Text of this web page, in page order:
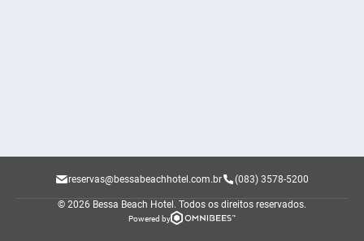
reservas@bessabeachhotel.com.br (083) 3578-5200
© 2026 Bessa Beach Hotel. Todos os direitos reservados.
Powered by